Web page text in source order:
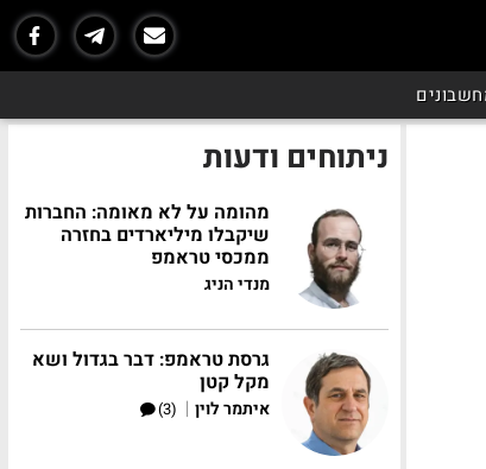
ניתוחים ודעות
מהומה על לא מאומה: החברות
שיקבלו מיליארדים בחזרה
ממכסי טראמפ
מנדי הניג
גרסת טראמפ: דבר בגדול ושא
מקל קטן
איתמר לוין |
(3)